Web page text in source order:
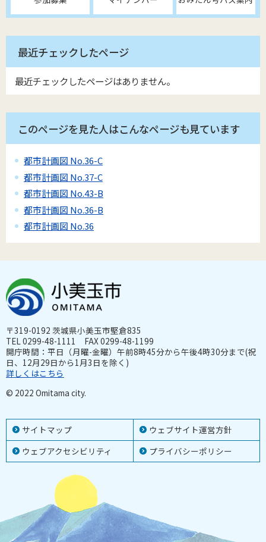
最近チェックしたページ
最近チェックしたページはありません。
このページを見た人はこんなページも見ています
都市計画図 No.36-C
都市計画図 No.37-C
都市計画図 No.43-B
都市計画図 No.36-B
都市計画図 No.36
サイトマップ
ウェブサイト運営方針
ウェブアクセシビリティ
プライバシーポリシー
〒319-0192 茨城県小美玉市堅倉835
TEL 0299-48-1111 FAX 0299-48-1199
開庁時間：平日（月曜-金曜）午前8時45分から午後4時30分まで(祝
日、12月29日から1月3日を除く)
詳しくはこちら
© 2022 Omitama city.